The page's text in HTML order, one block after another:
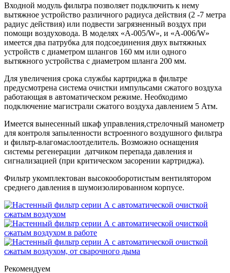
Входной модуль фильтра позволяет подключить к нему
вытяжное устройство различного радиуса действия (2 -7 метра
радиус действия) или подвести загрязненный воздух при
помощи воздуховода. В моделях «A-005/W», и «A-006/W»
имеется два патрубка для подсоединения двух вытяжных
устройств с диаметром шлангов 160 мм или одного
вытяжного устройства с диаметром шланга 200 мм.
Для увеличения срока службы картриджа в фильтре
предусмотрена система очистки импульсами сжатого воздуха
работающая в автоматическом режиме. Необходимо
подключение магистрали сжатого воздуха давлением 5 Атм.
Имеется вынесенный шкаф управления,стрелочный манометр
для контроля запыленности встроенного воздушного фильтра
и фильтр-влагомаслоотделитель. Возможно оснащения
системы регенерации датчиком перепада давления и
сигнализацией (при критическом засорении картриджа).
Фильтр укомплектован высокооборотистым вентилятором
среднего давления в шумоизолированном корпусе.
Рекомендуем